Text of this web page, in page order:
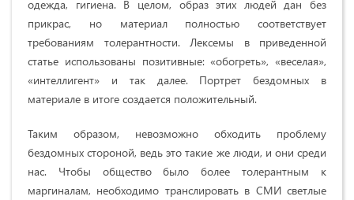
одежда, гигиена. В целом, образ этих людей дан без
прикрас, но материал полностью соответствует
требованиям толерантности. Лексемы в приведенной
статье использованы позитивные: «обогреть», «веселая»,
«интеллигент» и так далее. Портрет бездомных в
материале в итоге создается положительный.
Таким образом, невозможно обходить проблему
бездомных стороной, ведь это такие же люди, и они среди
нас. Чтобы общество было более толерантным к
маргиналам, необходимо транслировать в СМИ светлые